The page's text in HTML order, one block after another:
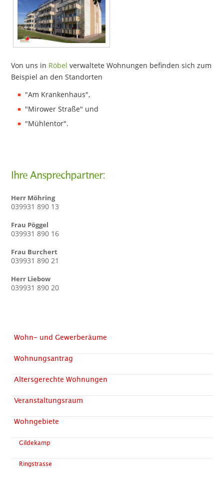
Von uns in Röbelverwaltete Wohnungen befinden sich zum
Beispiel an den Standorten
"Am Krankenhaus",
"Mirower Straße" und
"Mühlentor".
Ihre Ansprechpartner:
Herr Möhring
039931 890 13
Frau Pöggel
039931 890 16
Frau Burchert
039931 890 21
Herr Liebow
039931 890 20
Wohn- und Gewerberäume
Wohnungsantrag
Altersgerechte Wohnungen
Veranstaltungsraum
Wohngebiete
Gildekamp
Ringstrasse